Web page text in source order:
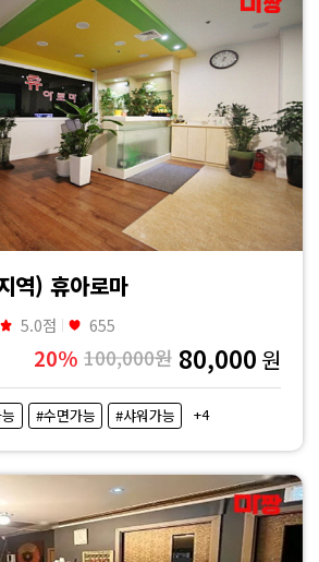
역) 휴아로마
5.0점 655
20% 100,000원 80,000 원
#수면가능 #샤워가능 +4